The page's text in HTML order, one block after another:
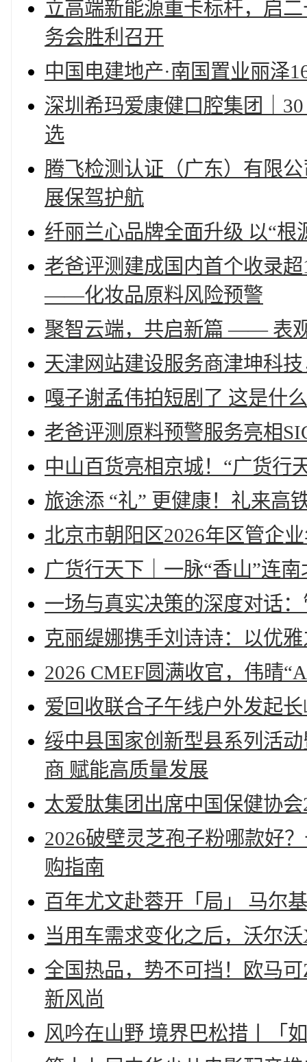
立高端新能源重卡标杆，启
务会胜利召开
中国电建地产·南国置业丽泽
深圳希玛爱康健口腔集团｜
选
腾飞检测认证（广东）有限
展保驾护航
纤丽兰心品牌全面升级 以“
老爸评测建成国内首个收录
——化妆品原料风险预警
聚智云端，共启新篇 —— 表
天津网站建设服务商津坤科
嘎子谢孟伟拍短剧了 这是什
老爸评测原料预警服务亮相
中山百货亮相京城！“广货行
旅途添 “礼” 更健康！礼来高
北京市朝阳区2026年区管企
广货行天下｜一脉“香山”连
一场与真实决策的深度对话
克丽缇娜携手刘诗诗：以优
2026 CMEF圆满收官，伟晴
爱回收联合子午线户外发起
绥中县国家创新型县系列活
商 赋能高质量发展
太爱肽集团出席中国保健协
2026破壁灵芝孢子粉哪款好
购指南
百年尤文赴蓉开「局」 马尔
当用车需求变化之后，沃尔
全国热品，势不可挡！欧马
新风尚
风吟在山野 境界巴松措丨「